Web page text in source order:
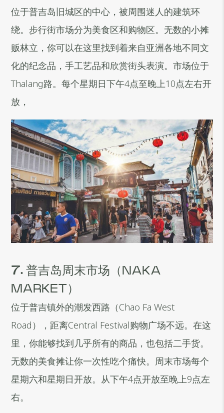
位于普吉岛旧城区的中心，被周围迷人的建筑环
绕。步行街市场分为美食区和购物区。无数的小摊
贩林立，你可以在这里找到着来自亚洲各地不同文
化的纪念品，手工艺品和欣赏街头表演。市场位于
Thalang路。每个星期日下午4点至晚上10点左右开
放，
7.普吉岛周末市场（NAKA
MARKET）
位于普吉镇外的潮发西路（Chao Fa West
Road），距离Central Festival购物广场不远。在这
里，你能够找到几乎所有的商品，也包括二手货。
无数的美食摊让你一次性吃个痛快。周末市场每个
星期六和星期日开放。从下午4点开放至晚上9点左
右。